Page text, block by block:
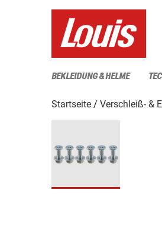
BEKLEIDUNG & HELME
Startseite Verschleiß- &